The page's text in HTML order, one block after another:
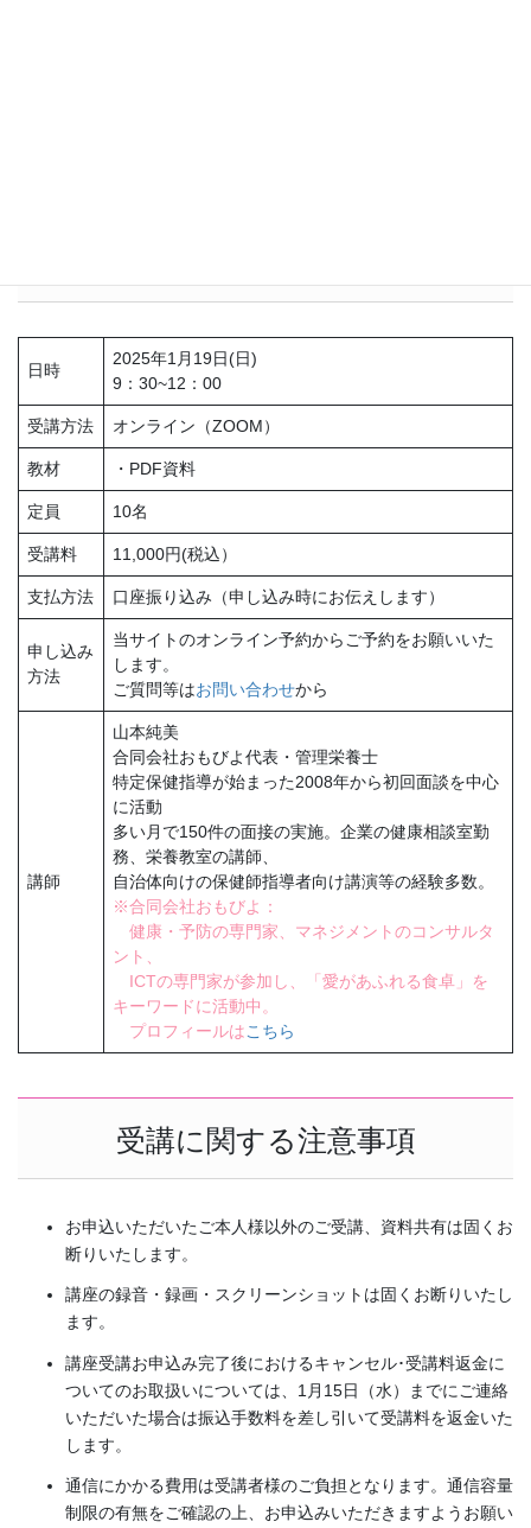
日時
2025年1月19日(日)
9：30~12：00
受講方法 オンライン（ZOOM）
教材 ・PDF資料
定員 10名
受講料 11,000円(税込）
支払方法 口座振り込み（申し込み時にお伝えします）
申し込み
方法
当サイトのオンライン予約からご予約をお願いいた
します。
ご質問等はお問い合わせから
講師
山本純美
合同会社おもびよ代表・管理栄養士
特定保健指導が始まった2008年から初回面談を中心
に活動
多い月で150件の面接の実施。企業の健康相談室勤
務、栄養教室の講師、
自治体向けの保健師指導者向け講演等の経験多数。
※合同会社おもびよ：
健康・予防の専門家、マネジメントのコンサルタ
ント、
ICTの専門家が参加し、「愛があふれる食卓」を
キーワードに活動中。
プロフィールはこちら
受講に関する注意事項
お申込いただいたご本人様以外のご受講、資料共有は固くお
断りいたします。
講座の録音・録画・スクリーンショットは固くお断りいたし
ます。
講座受講お申込み完了後におけるキャンセル･受講料返金に
ついてのお取扱いについては、1月15日（水）までにご連絡
いただいた場合は振込手数料を差し引いて受講料を返金いた
します。
通信にかかる費用は受講者様のご負担となります。通信容量
制限の有無をご確認の上、お申込みいただきますようお願い